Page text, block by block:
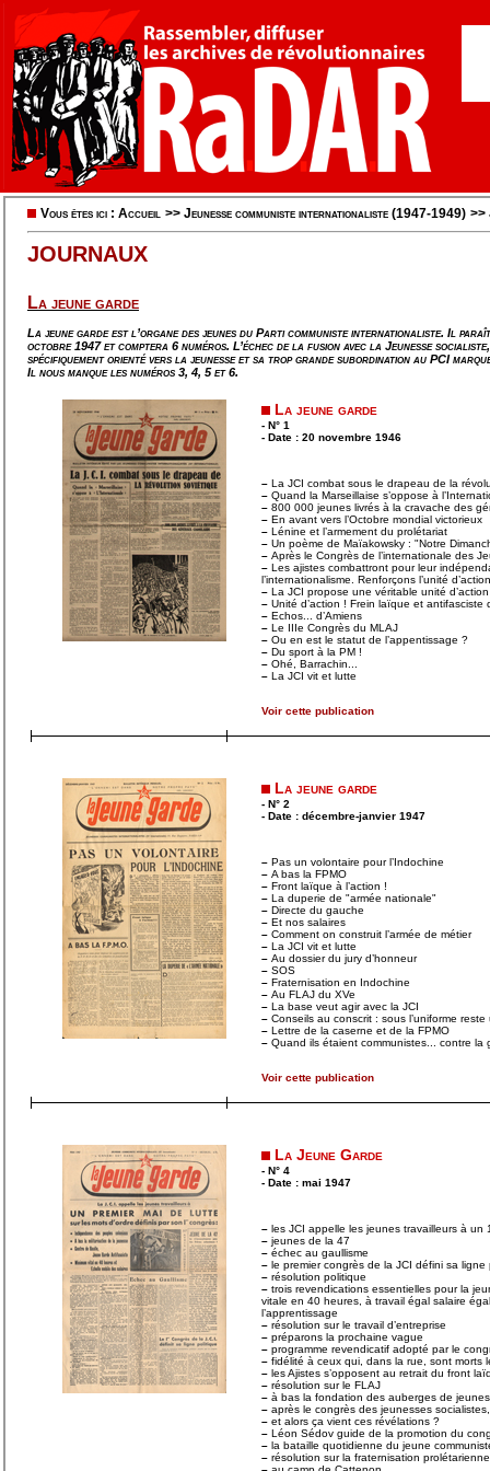
Vous êtes ici : Accueil >> Jeunesse communiste internationaliste (1947-1949) >>
JOURNAUX
La jeune garde
La jeune garde est l’organe des jeunes du Parti communiste internationaliste. Il
octobre 1947 et comptera 6 numéros. L’échec de la fusion avec la Jeunesse socialiste,
spécifiquement orienté vers la jeunesse et sa trop grande subordination au PCI
Il nous manque les numéros 3, 4, 5 et 6.
La jeune garde
- N° 1
- Date : 20 novembre 1946
– La JCI combat sous le drapeau de la
– Quand la Marseillaise s’oppose à
– 800 000 jeunes livrés à la cravache des
– En avant vers l’Octobre mondial victorieux
– Lénine et l’armement du prolétariat
– Un poème de Maïakowsky : "Notre
– Après le Congrès de l’internationale des
– Les ajistes combattront pour leur
l’internationalisme. Renforçons l’unité d’action
– La JCI propose une véritable unité d’action
– Unité d’action ! Frein laïque et antifasciste
– Echos... d’Amiens
– Le IIIe Congrès du MLAJ
– Ou en est le statut de l’appentissage ?
– Du sport à la PM !
– Ohé, Barrachin...
– La JCI vit et lutte
Voir cette publication
La jeune garde
- N° 2
- Date : décembre-janvier 1947
– Pas un volontaire pour l’Indochine
– A bas la FPMO
– Front laïque à l’action !
– La duperie de "armée nationale"
– Directe du gauche
– Et nos salaires
– Comment on construit l’armée de métier
– La JCI vit et lutte
– Au dossier du jury d’honneur
– SOS
– Fraternisation en Indochine
– Au FLAJ du XVe
– La base veut agir avec la JCI
– Conseils au conscrit : sous l’uniforme reste
– Lettre de la caserne et de la FPMO
– Quand ils étaient communistes... contre la
Voir cette publication
La Jeune Garde
- N° 4
- Date : mai 1947
– les JCI appelle les jeunes travailleurs à un
– jeunes de la 47
– échec au gaullisme
– le premier congrès de la JCI défini sa ligne
– résolution politique
– trois revendications essentielles pour la
vitale en 40 heures, à travail égal salaire
l’apprentissage
– résolution sur le travail d’entreprise
– préparons la prochaine vague
– programme revendicatif adopté par le
– fidélité à ceux qui, dans la rue, sont morts
– les Ajistes s’opposent au retrait du front
– résolution sur le FLAJ
– à bas la fondation des auberges de
– après le congrès des jeunesses
– et alors ça vient ces révélations ?
– Léon Sédov guide de la promotion du
– la bataille quotidienne du jeune
– résolution sur la fraternisation prolétarienne